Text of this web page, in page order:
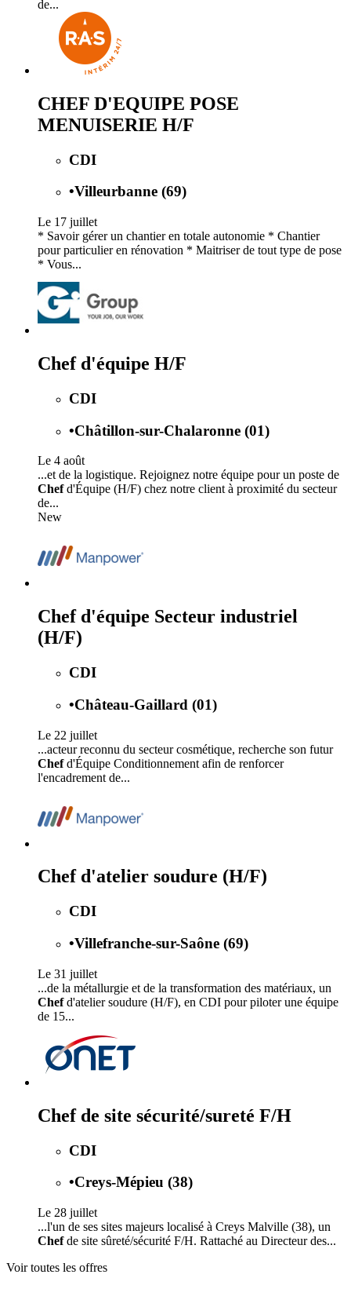
de...
CHEF D'EQUIPE POSE
MENUISERIE H/F
CDI
•Villeurbanne (69)
Le 17 juillet
* Savoir gérer un chantier en totale autonomie * Chantier
pour particulier en rénovation * Maitriser de tout type de pose
* Vous...
Chef d'équipe H/F
CDI
•Châtillon-sur-Chalaronne (01)
Le 4 août
...et de la logistique. Rejoignez notre équipe pour un poste de
Chefd'Équipe (H/F) chez notre client à proximité du secteur
de...
New
Chef d'équipe Secteur industriel
(H/F)
CDI
•Château-Gaillard (01)
Le 22 juillet
...acteur reconnu du secteur cosmétique, recherche son futur
Chefd'Équipe Conditionnement afin de renforcer
l'encadrement de...
Chef d'atelier soudure (H/F)
CDI
•Villefranche-sur-Saône (69)
Le 31 juillet
...de la métallurgie et de la transformation des matériaux, un
Chefd'atelier soudure (H/F), en CDI pour piloter une équipe
de 15...
Chef de site sécurité/sureté F/H
CDI
•Creys-Mépieu (38)
Le 28 juillet
...l'un de ses sites majeurs localisé à Creys Malville (38), un
Chefde site sûreté/sécurité F/H. Rattaché au Directeur des...
Voir toutes les offres